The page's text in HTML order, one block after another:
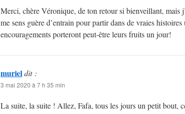
Merci, chère Véronique, de ton retour si bienveillant, mais
me sens guère d’entrain pour partir dans de vraies
encouragements porteront peut-être leurs fruits un jour!
murieldit :
3 mai 2020 à 7 h 35 min
La suite, la suite ! Allez, Fafa, tous les jours un petit bout,